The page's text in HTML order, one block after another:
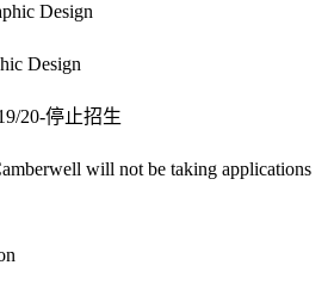
Design
Design
20-停止招生
will not be taking applications